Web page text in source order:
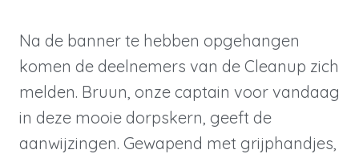
Na de banner te hebben opgehangen
komen de deelnemers van de Cleanup zich
melden. Bruun, onze captain voor vandaag
in deze mooie dorpskern, geeft de
aanwijzingen. Gewapend met grijphandjes,